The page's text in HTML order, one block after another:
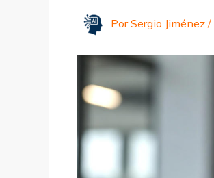
PorSergio Jiménez /